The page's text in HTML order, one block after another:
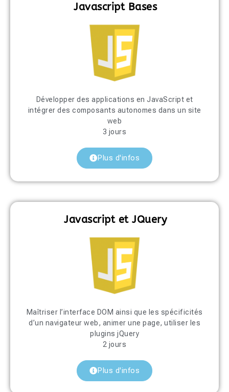
Javascript Bases
Développer des applications en JavaScript et
intégrer des composants autonomes dans un site
web
3 jours
Plus d'infos
Javascript et JQuery
Maîtriser l’interface DOM ainsi que les spécificités
d’un navigateur web, animer une page, utiliser les
plugins jQuery
2 jours
Plus d'infos